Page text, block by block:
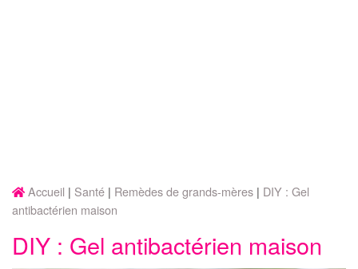
Accueil Santé Remèdes de grands-mères
DIY : Gel
antibactérien maison
DIY : Gel antibactérien maison